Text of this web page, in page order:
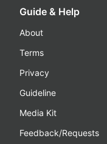
Guide & Help
About
Terms
Privacy
Guideline
Media Kit
Feedback/Requests